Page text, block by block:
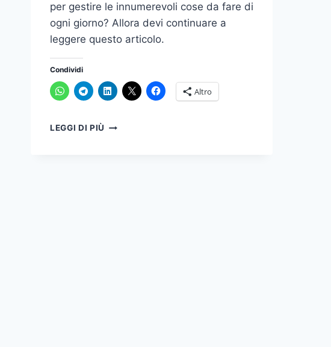
per gestire le innumerevoli cose da fare di
ogni giorno? Allora devi continuare a
leggere questo articolo.
Condividi
Altro
LEGGI DI PIÙ IL